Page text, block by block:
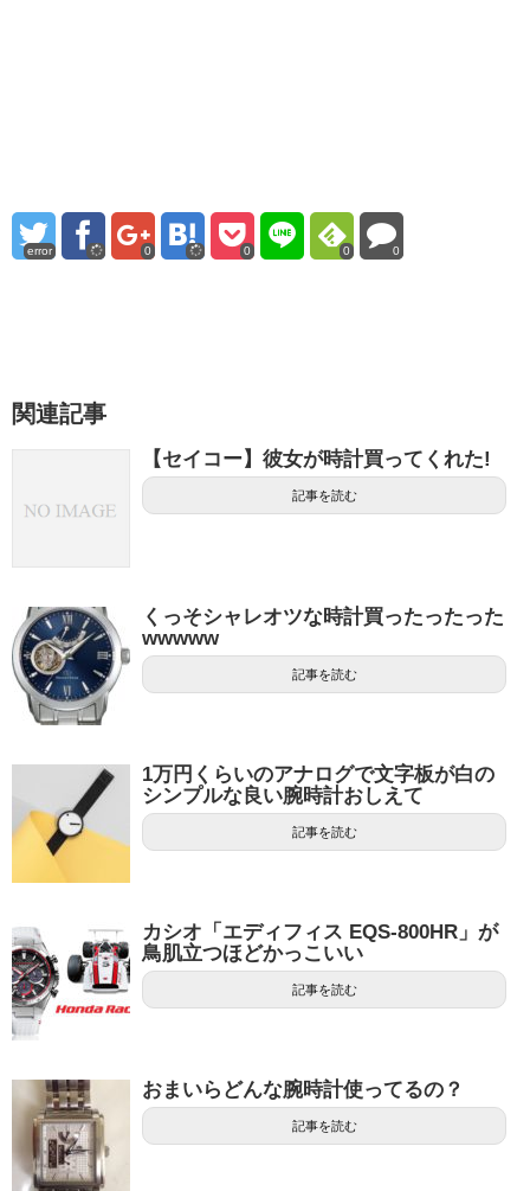
error 0 0 0 0
関連記事
【セイコー】彼女が時計買ってくれた!
記事を読む
くっそシャレオツな時計買ったったった
wwwww
記事を読む
1万円くらいのアナログで文字板が白の
シンプルな良い腕時計おしえて
記事を読む
カシオ「エディフィス EQS-800HR」が
鳥肌立つほどかっこいい
記事を読む
おまいらどんな腕時計使ってるの？
記事を読む